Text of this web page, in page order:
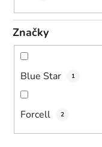
Značky
Blue Star 1
Forcell 2